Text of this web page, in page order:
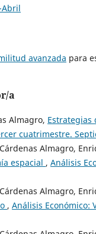
Abril
avanzada para
a
Almagro, Estrategias
cuatrimestre.
Almagro,
espacial , Análisis
Almagro,
, Análisis Económico: